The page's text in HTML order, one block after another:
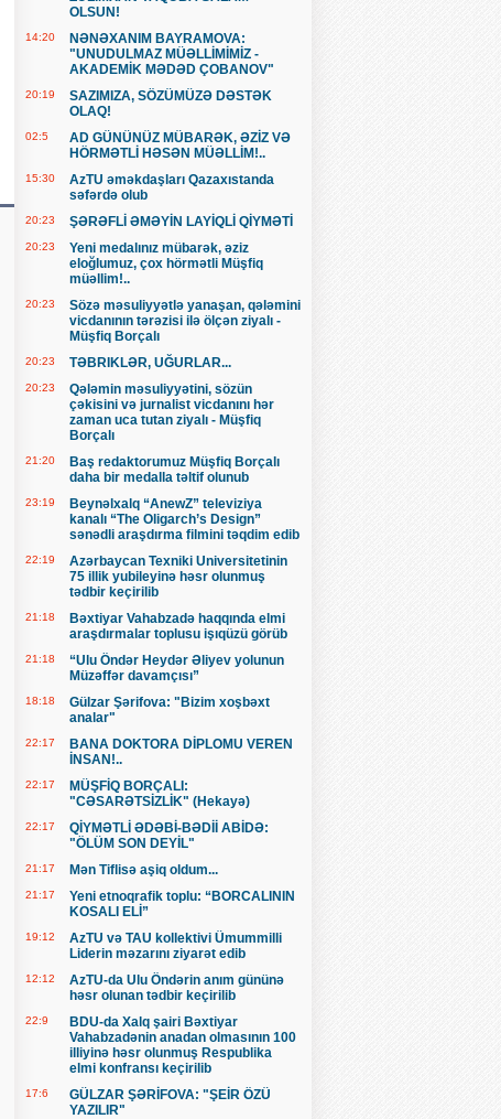
OLSUN!
14:20
NƏNƏXANIM BAYRAMOVA:
"UNUDULMAZ MÜƏLLİMİMİZ -
AKADEMİK MƏDƏD ÇOBANOV"
20:19
SAZIMIZA, SÖZÜMÜZƏ DƏSTƏK
OLAQ!
02:5
AD GÜNÜNÜZ MÜBARƏK, ƏZİZ VƏ
HÖRMƏTLİ HƏSƏN MÜƏLLİM!..
15:30
AzTU əməkdaşları Qazaxıstanda
səfərdə olub
20:23 ŞƏRƏFLİ ƏMƏYİN LAYİQLİ QİYMƏTİ
20:23
Yeni medalınız mübarək, əziz
eloğlumuz, çox hörmətli Müşfiq
müəllim!..
20:23
Sözə məsuliyyətlə yanaşan, qələmini
vicdanının tərəzisi ilə ölçən ziyalı -
Müşfiq Borçalı
20:23 TƏBRIKLƏR, UĞURLAR...
20:23
Qələmin məsuliyyətini, sözün
çəkisini və jurnalist vicdanını hər
zaman uca tutan ziyalı - Müşfiq
Borçalı
21:20
Baş redaktorumuz Müşfiq Borçalı
daha bir medalla təltif olunub
23:19
Beynəlxalq “AnewZ” televiziya
kanalı “The Oligarch’s Design”
sənədli araşdırma filmini təqdim edib
22:19
Azərbaycan Texniki Universitetinin
75 illik yubileyinə həsr olunmuş
tədbir keçirilib
21:18
Bəxtiyar Vahabzadə haqqında elmi
araşdırmalar toplusu işıqüzü görüb
21:18
“Ulu Öndər Heydər Əliyev yolunun
Müzəffər davamçısı”
18:18
Gülzar Şərifova: "Bizim xoşbəxt
analar"
22:17
BANA DOKTORA DİPLOMU VEREN
İNSAN!..
22:17
MÜŞFİQ BORÇALI:
"CƏSARƏTSİZLİK" (Hekayə)
22:17
QİYMƏTLİ ƏDƏBİ-BƏDİİ ABİDƏ:
"ÖLÜM SON DEYİL"
21:17 Mən Tiflisə aşiq oldum...
21:17
Yeni etnoqrafik toplu: “BORCALININ
KOSALI ELİ”
19:12
AzTU və TAU kollektivi Ümummilli
Liderin məzarını ziyarət edib
12:12
AzTU-da Ulu Öndərin anım gününə
həsr olunan tədbir keçirilib
22:9
BDU-da Xalq şairi Bəxtiyar
Vahabzadənin anadan olmasının 100
illiyinə həsr olunmuş Respublika
elmi konfransı keçirilib
17:6
GÜLZAR ŞƏRİFOVA: "ŞEİR ÖZÜ
YAZILIR"